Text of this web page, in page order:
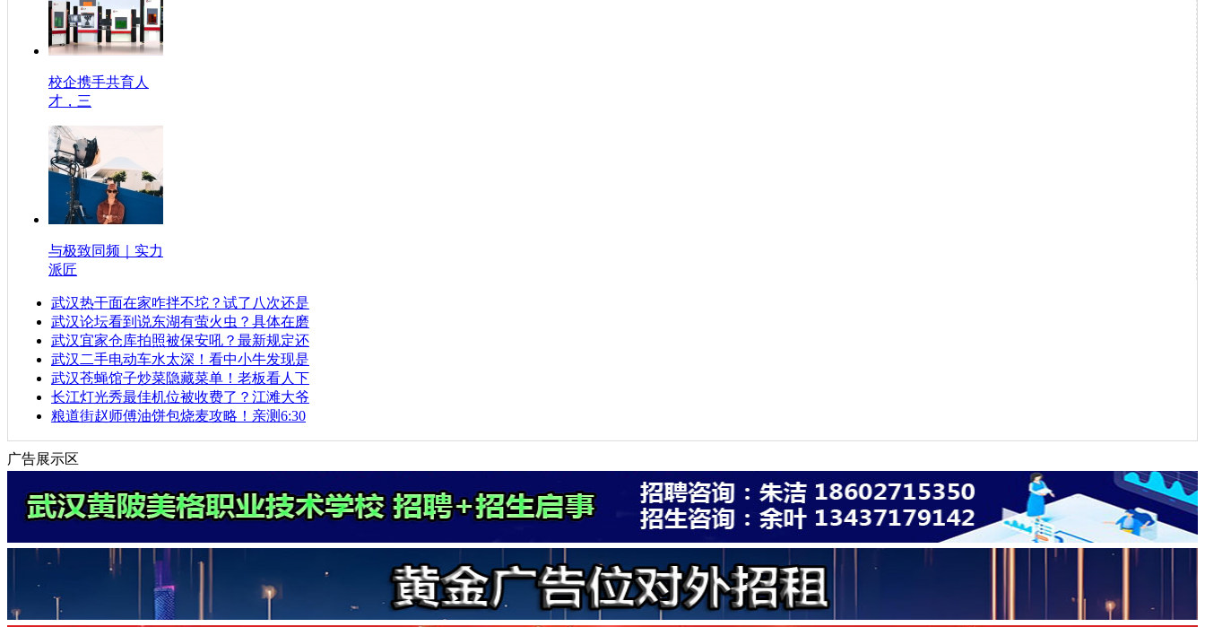
校企携手共育人
才，三
与极致同频｜实力
派匠
武汉热干面在家咋拌不坨？试了八次还是
武汉论坛看到说东湖有萤火虫？具体在磨
武汉宜家仓库拍照被保安吼？最新规定还
武汉二手电动车水太深！看中小牛发现是
武汉苍蝇馆子炒菜隐藏菜单！老板看人下
长江灯光秀最佳机位被收费了？江滩大爷
粮道街赵师傅油饼包烧麦攻略！亲测6:30
广告展示区